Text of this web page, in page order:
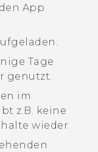
App
Tage
genutzt.
im
z.B. keine
wieder.